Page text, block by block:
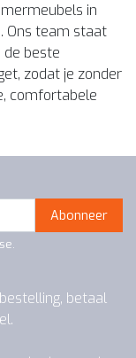
in
Ons team staat
de beste
zodat je zonder
comfortabele
Abonneer
betaal